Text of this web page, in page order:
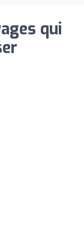
qui